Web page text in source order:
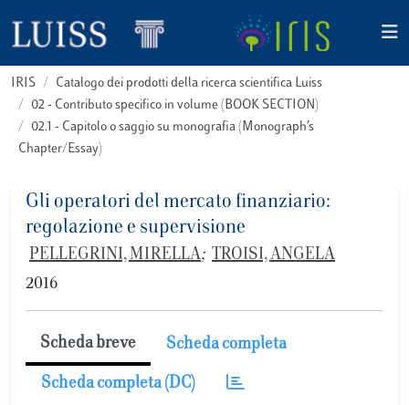
IRIS
Catalogo dei prodotti della ricerca scientifica Luiss
02 - Contributo specifico in volume (BOOK SECTION)
02.1 - Capitolo o saggio su monografia (Monograph’s
Chapter/Essay)
Gli operatori del mercato finanziario:
regolazione e supervisione
PELLEGRINI, MIRELLA; TROISI, ANGELA
2016
Scheda breve Scheda completa
Scheda completa (DC)